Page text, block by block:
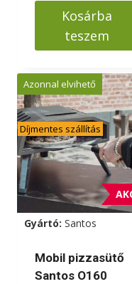
595000 Ft.
Kosárba
teszem
Azonnal elvihető
Díjmentes szállítás
Gyártó: Santos
Mobil pizzasütő
Santos O160